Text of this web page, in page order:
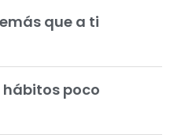
que a ti
poco